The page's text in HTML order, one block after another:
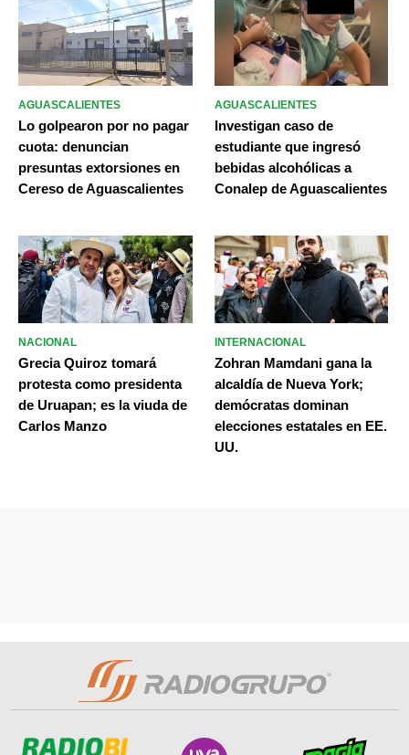
AGUASCALIENTES
Lo golpearon por no pagar
cuota: denuncian
presuntas extorsiones en
Cereso de Aguascalientes
AGUASCALIENTES
Investigan caso de
estudiante que ingresó
bebidas alcohólicas a
Conalep de Aguascalientes
NACIONAL
Grecia Quiroz tomará
protesta como presidenta
de Uruapan; es la viuda de
Carlos Manzo
INTERNACIONAL
Zohran Mamdani gana la
alcaldía de Nueva York;
demócratas dominan
elecciones estatales en EE.
UU.